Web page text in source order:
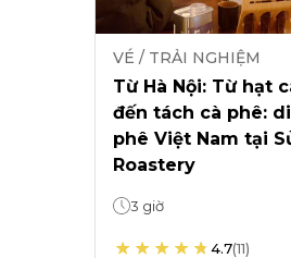
VÉ / TRẢI NGHIỆM
Từ Hà Nội: Từ hạt
đến tách cà phê:
phê Việt Nam tại
Roastery
3 giờ
4.7(11)